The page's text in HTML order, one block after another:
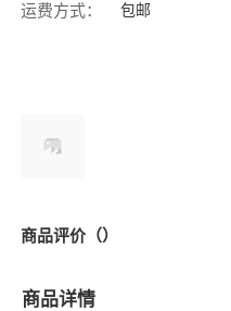
运费方式： 包邮
商品评价（）
商品详情